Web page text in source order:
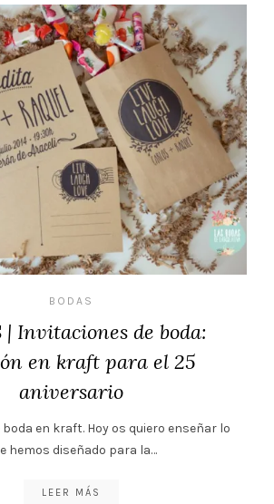
BODAS
| Invitaciones de boda:
en kraft para el 25
aniversario
en kraft. Hoy os quiero enseñar lo
hemos diseñado para la…
LEER MÁS